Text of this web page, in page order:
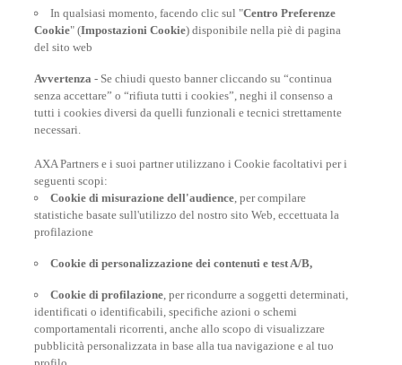
POLIZZE VIAGGIO
INFORMAZIONI UTILI
In qualsiasi momento, facendo clic sul "Centro Preferenze
Cookie" (Impostazioni Cookie) disponibile nella piè di pagina
del sito web
Avvertenza - Se chiudi questo banner cliccando su “continua
senza accettare” o “rifiuta tutti i cookies”, neghi il consenso a
tutti i cookies diversi da quelli funzionali e tecnici strettamente
necessari.
AXA Partners e i suoi partner utilizzano i Cookie facoltativi per i
seguenti scopi:
Cookie di misurazione dell'audience, per compilare
statistiche basate sull'utilizzo del nostro sito Web, eccettuata la
profilazione
Cookie di personalizzazione dei contenuti e test A/B,
Cookie di profilazione, per ricondurre a soggetti determinati,
identificati o identificabili, specifiche azioni o schemi
comportamentali ricorrenti, anche allo scopo di visualizzare
pubblicità personalizzata in base alla tua navigazione e al tuo